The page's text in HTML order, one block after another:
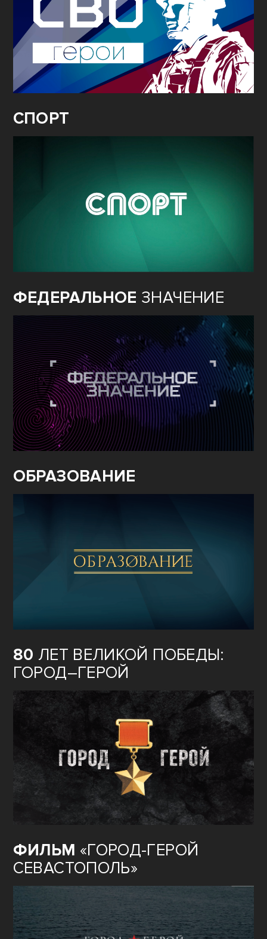
СПОРТ
ФЕДЕРАЛЬНОЕ ЗНАЧЕНИЕ
ОБРАЗОВАНИЕ
80 ЛЕТ ВЕЛИКОЙ ПОБЕДЫ:
ГОРОД–ГЕРОЙ
ФИЛЬМ «ГОРОД-ГЕРОЙ
СЕВАСТОПОЛЬ»